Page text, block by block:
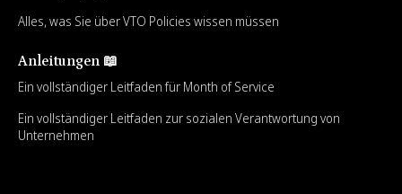
Alles, was Sie über VTO Policies wissen müssen
Anleitungen 📖
Ein vollständiger Leitfaden für Month of Service
Ein vollständiger Leitfaden zur sozialen Verantwortung von
Unternehmen